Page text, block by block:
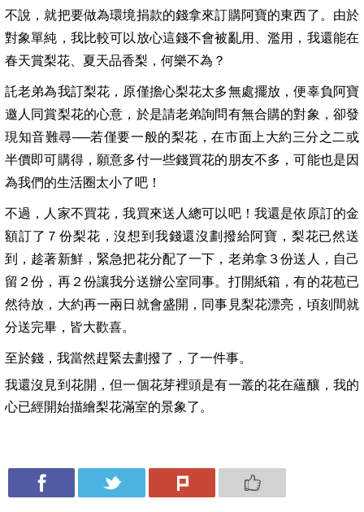
不說，就把要做為環境捐款的錢拿來訂購阿寶的東西了。由於
對象單純，我比較可以放心這錢不會被亂用、濫用，我還能在
春天賞梨花、夏天品香梨，何樂不為？
託老弟為我訂梨花，原僅擔心梨花太多無處擺放，便辜負阿寶
邀人同賞梨花的心意，於是請老弟詢問有無合購的對象，卻發
現知音難尋──若僅要一般的梨花，在市面上大約三分之二或
半價即可購得，願意多付一些錢買花的朋友不多，可能也是因
為我們的生活圈太小了吧！
不過，人家不買花，我買來送人總可以吧！我還是依原訂的金
額訂了７份梨花，沒想到我錢還沒劃撥給阿寶，梨花已然送
到，趁著新鮮，緊急把花分配了一下，老弟拿３份送人，自己
留２份，再２份讓我分送辦公室同事。打開紙箱，有的花苞已
然待放，大約再一兩日就會盛開，同事見梨花漂亮，頃刻間就
分送完畢，皆大歡喜。
至於錢，我當然趕緊去劃撥了，了一件事。
我還沒見到花開，但一個花芽裡頭是有一叢的花在蘊釀，我的
心已經開始描繪梨花滿室的景象了。